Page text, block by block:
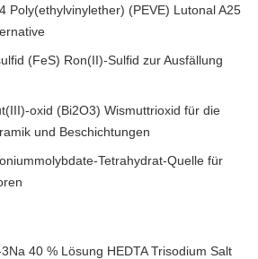
Poly(ethylvinylether) (PEVE) Lutonal A25
(FeS) Ron(II)-Sulfid zur Ausfällung
oxid (Bi2O3) Wismuttrioxid für die
und Beschichtungen
Tetrahydrat-Quelle für
40 % Lösung HEDTA Trisodium Salt